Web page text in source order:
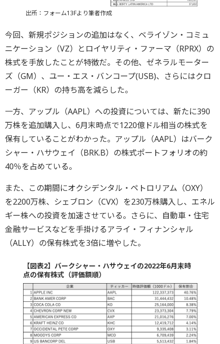
出所：フォーム13Fより筆者作成
今回、新規ポジションの追加はなく、ベライゾン・コミュ
ニケーション（VZ）とロイヤリティ・ファーマ（RPRX）の
株式を手放したことが特徴だ。その他、ゼネラルモーター
ズ（GM）、ユー・エス・バンコープ(USB)、さらにはクロ
ーガー（KR）の持ち高を減らした。
一方、アップル（AAPL）への投資については、新たに390
万株を追加購入し、6月末時点で1220億ドル相当の株式を
保有していることがわかった。アップル（AAPL）はバーク
シャー・ハサウェイ（BRK.B）の株式ポートフォリオの約
40％を占めている。
また、この期間にオクシデンタル・ペトロリアム（OXY）
を2200万株、シェブロン（CVX）を230万株購入し、エネル
ギー株への投資を加速させている。さらに、自動車・住宅
金融サービスなどを手掛けるアライ・フィナンシャル
（ALLY）の保有株式を3倍に増やした。
【図表2】バークシャー・ハサウェイの2022年6月末時
点の保有株式（評価額順）